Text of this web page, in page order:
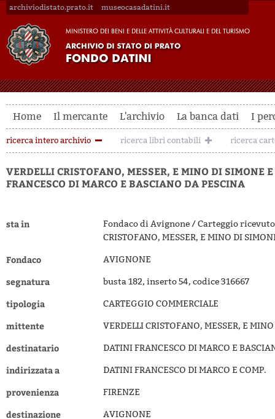
archiviodistato.prato.it museocasadatini.it
Home Il mercante L'archivio La banca dati I
ricerca intero archivio ricerca libri contabili ricerca
VERDELLI CRISTOFANO, MESSER, E MINO DI SIMONE
FRANCESCO DI MARCO E BASCIANO DA PESCINA
sta in
Fondaco di Avignone / Carteggio
CRISTOFANO, MESSER, E MINO DI
Fondaco AVIGNONE
segnatura busta 182, inserto 54, codice 316667
tipologia CARTEGGIO COMMERCIALE
mittente VERDELLI CRISTOFANO, MESSER, E
destinatario DATINI FRANCESCO DI MARCO E
indirizzata a DATINI FRANCESCO DI MARCO E COMP.
provenienza FIRENZE
destinazione AVIGNONE